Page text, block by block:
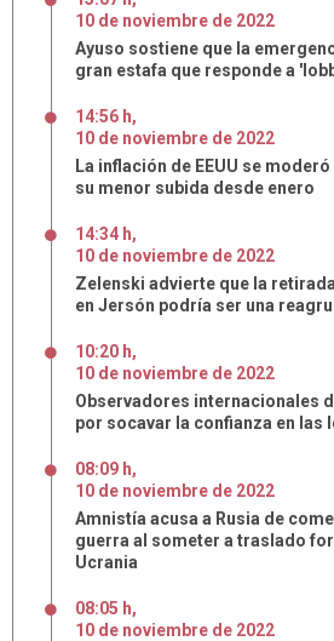
10 de noviembre de 2022
Ayuso sostiene que la
gran estafa que responde a
14:56 h,
10 de noviembre de 2022
La inflación de EEUU se
su menor subida desde enero
14:34 h,
10 de noviembre de 2022
Zelenski advierte que la
en Jersón podría ser una
10:20 h,
10 de noviembre de 2022
Observadores internacionales
por socavar la confianza en las
08:09 h,
10 de noviembre de 2022
Amnistía acusa a Rusia de
guerra al someter a traslado
Ucrania
08:05 h,
10 de noviembre de 2022